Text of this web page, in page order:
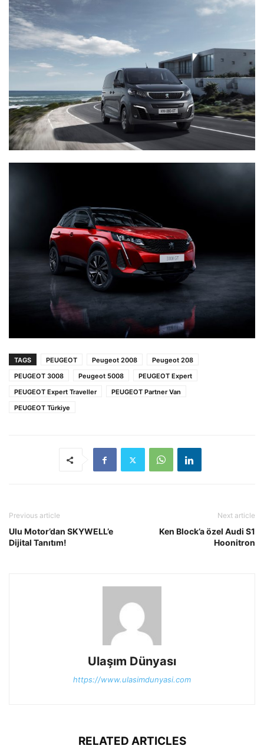
TAGS PEUGEOT Peugeot 2008
Peugeot 208
PEUGEOT 3008
Peugeot 5008
PEUGEOT Expert
PEUGEOT Expert Traveller
PEUGEOT Partner Van
PEUGEOT Türkiye
Previous article
Ulu Motor’dan SKYWELL’e
Dijital Tanıtım!
Next article
Ken Block’a özel Audi S1
Hoonitron
Ulaşım Dünyası
https://www.ulasimdunyasi.com
RELATED ARTICLES